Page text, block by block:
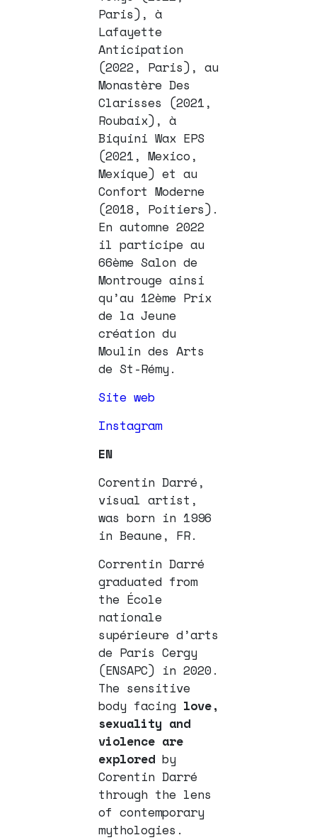
Paris), à
Lafayette
Anticipation
(2022, Paris), au
Monastère Des
Clarisses (2021,
Roubaix), à
Biquini Wax EPS
(2021, Mexico,
Mexique) et au
Confort Moderne
(2018, Poitiers).
En automne 2022
il participe au
66ème Salon de
Montrouge ainsi
qu’au 12ème Prix
de la Jeune
création du
Moulin des Arts
de St-Rémy.
Site web
Instagram
EN
Corentin Darré,
visual artist,
was born in 1996
in Beaune, FR.
Correntin Darré
graduated from
the École
nationale
supérieure d’arts
de Paris Cergy
(ENSAPC) in 2020.
The sensitive
body facing love,
sexuality and
violence are
exploredby
Corentin Darré
through the lens
of contemporary
mythologies.